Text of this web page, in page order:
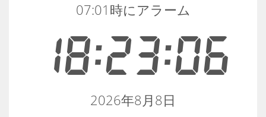
18:23:06
07:01時にアラーム
2026年8月8日